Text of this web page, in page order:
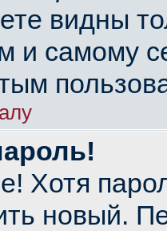
видны
и самому
Хотя
новый.